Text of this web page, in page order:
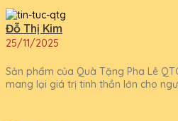
Đỗ Thị Kim
25/11/2025
Sản phẩm của Quà Tặng Pha Lê
mang lại giá trị tinh thần lớn cho